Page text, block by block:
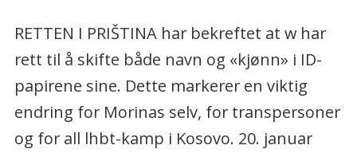
RETTEN I PRIŠTINA har bekreftet at w har
rett til å skifte både navn og «kjønn» i ID-
papirene sine. Dette markerer en viktig
endring for Morinas selv, for transpersoner
og for all lhbt-kamp i Kosovo. 20. januar